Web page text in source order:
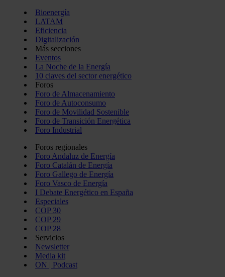
Bioenergía
LATAM
Eficiencia
Digitalización
Más secciones
Eventos
La Noche de la Energía
10 claves del sector energético
Foros
Foro de Almacenamiento
Foro de Autoconsumo
Foro de Movilidad Sostenible
Foro de Transición Energética
Foro Industrial
Foros regionales
Foro Andaluz de Energía
Foro Catalán de Energía
Foro Gallego de Energía
Foro Vasco de Energía
I Debate Energético en España
Especiales
COP 30
COP 29
COP 28
Servicios
Newsletter
Media kit
ON | Podcast